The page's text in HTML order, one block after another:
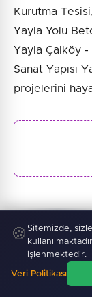
Kurutma
Yayla Yolu
Yayla Çalköy -
Sanat Yapısı
projelerini
🍪 Sitemizde,
işlenmektedir.
Veri Politikası